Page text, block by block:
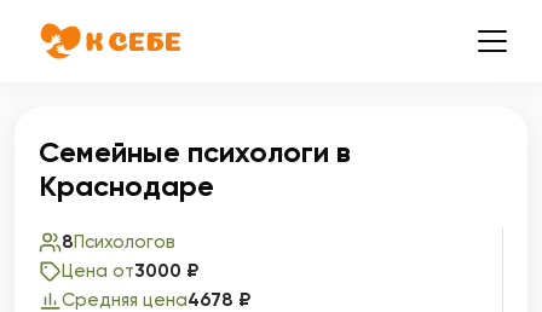
Семейные психологи в
Краснодаре
8Психологов
Цена от3000 ₽
Средняя цена4678 ₽